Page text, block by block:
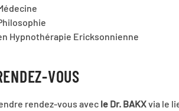
Hypnothérapie Ericksonnienne
VOUS
rendez-vous avec le Dr. BAKXvia le